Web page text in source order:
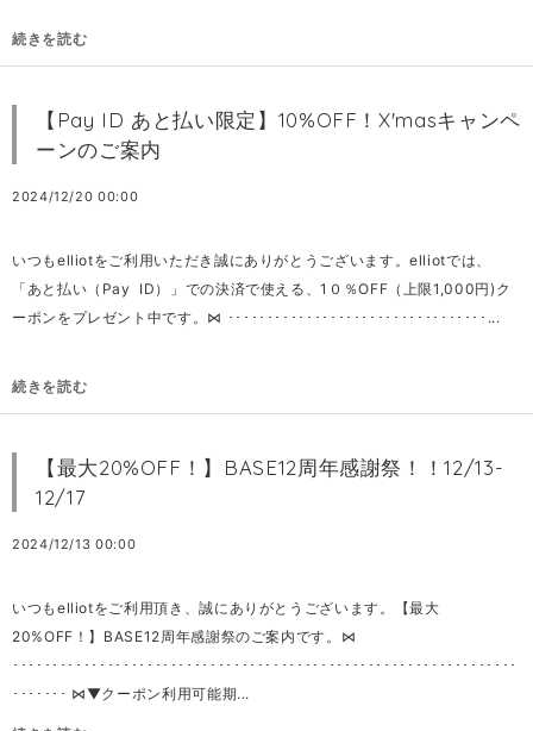
続きを読む
【Pay ID あと払い限定】10%OFF！X'masキャンペ
ーンのご案内
2024/12/20 00:00
いつもelliotをご利用いただき誠にありがとうございます。elliotでは、
「あと払い（Pay ID）」での決済で使える、1０％OFF（上限1,000円)ク
ーポンをプレゼント中です。⋈ ･････････････････････････････････...
続きを読む
【最大20%OFF！】BASE12周年感謝祭！！12/13-
12/17
2024/12/13 00:00
いつもelliotをご利用頂き、誠にありがとうございます。【最大
20%OFF！】BASE12周年感謝祭のご案内です。⋈
････････････････････････････････････････････････････････････････
･･･････ ⋈▼クーポン利用可能期...